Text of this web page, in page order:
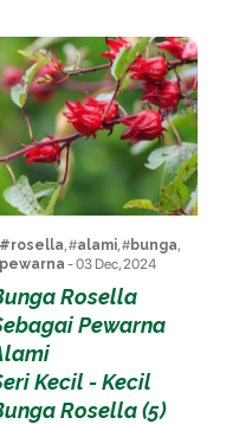
, #alami, #bunga,
- 03 Dec, 2024
Rosella
Pewarna
Kecil - Kecil
Rosella (5)